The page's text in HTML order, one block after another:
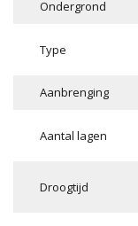
Ondergrond
Type
Aanbrenging
Aantal lagen
Droogtijd